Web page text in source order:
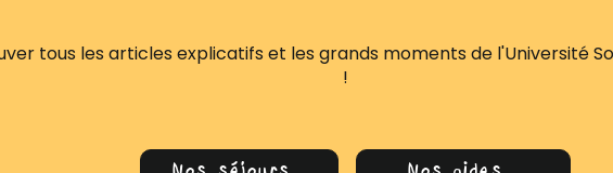
tous les articles explicatifs et les grands moments de l'Université
!